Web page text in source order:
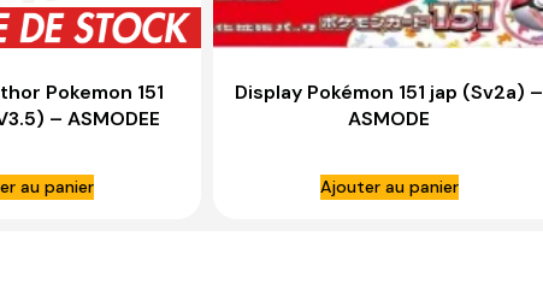
Pokemon 151
– ASMODEE
au panier
Display Pokémon 151 jap (Sv2a) –
ASMODE
Ajouter au panier